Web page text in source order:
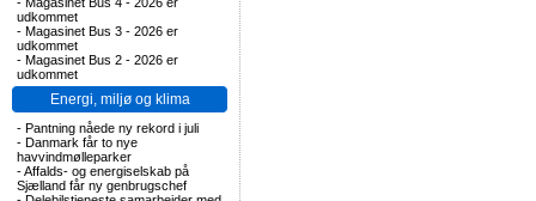
udkommet
- Magasinet Bus 3 - 2026 er
udkommet
- Magasinet Bus 2 - 2026 er
udkommet
Energi, miljø og klima
- Pantning nåede ny rekord i juli
- Danmark får to nye
havvindmølleparker
-Affalds- og energiselskab på
Sjælland får ny genbrugschef